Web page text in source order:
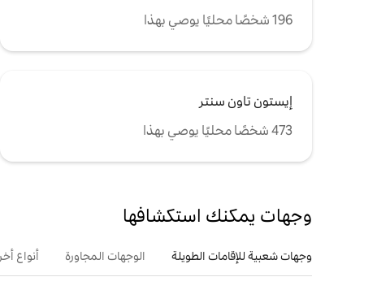
196 شخصًا محليًا يوصي بهذا
إيستون تاون سنتر
473 شخصًا محليًا يوصي بهذا
وجهات يمكنك استكشافها
وجهات شعبية للإقامات الطويلة الوجهات المجاورة أنواع